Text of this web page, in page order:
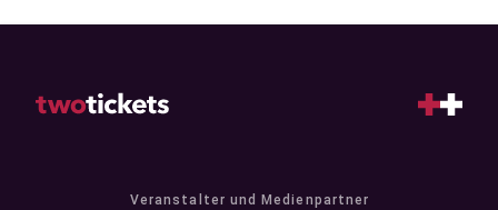
Veranstalter und Medienpartner